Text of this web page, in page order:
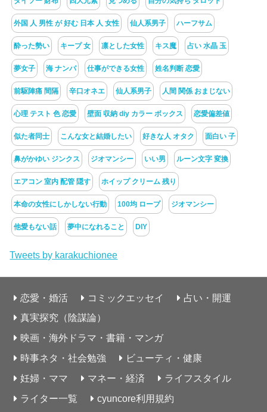
外国 人 男性 が 好む 日本 人 女性 仙人系男子 ハーフサム
酔った勢い キープ 女 凛とした女性 キス魔 占い 水晶 玉
夢女子 海 ナンパ 仕事ができる女性 姓名判断 恋愛
前駆陣痛 間隔 辛口オネエ 仙人系男子 人間 関係 おまじない
心理 テスト 色 恋愛 壁面 収納 diy カラー ボックス 恋愛偏差値
似た者同士 こんな女と結婚したい 好きな人 オタク 面白い 子
鼻がかゆい ジンクス ジオマンシー いい男 ルーン文字 変換
エアコン 室内 配管 隠す ホイップ クリーム 残り
本命の女性にしかしない行動 100均 ロープ ジオマンシー
他愛もない話 夢中になれること DIY
Tweets by karakuchionee
恋愛・婚活 コミックエッセイ
占い・開運
真実探究（陰謀論）
映画・海外ドラマ・書籍・マンガ
時事ネタ・社会勉強
ビューティ・健康
妊婦・ママ
マネー・経済
ライフスタイル
ライター一覧
cyuncore利用規約